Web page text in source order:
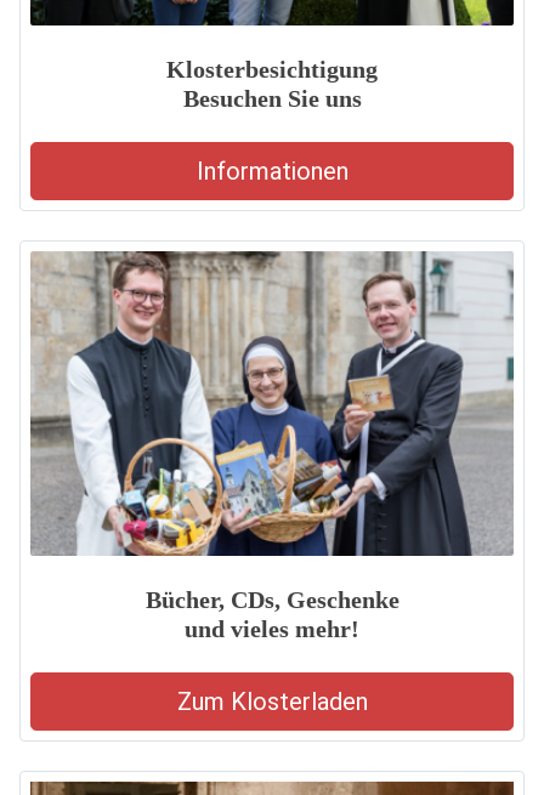
Klosterbesichtigung
Besuchen Sie uns
Informationen
Bücher, CDs, Geschenke
und vieles mehr!
Zum Klosterladen